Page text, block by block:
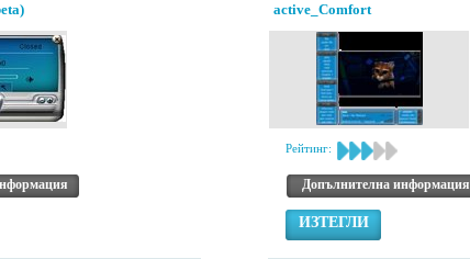
active_Comfort
Рейтинг:
Допълнителна информация
ИЗТЕГЛИ